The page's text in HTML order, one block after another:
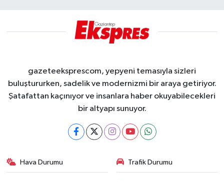
gazeteeksprescom, yepyeni temasıyla sizleri
buluştururken, sadelik ve modernizmi bir araya getiriyor.
Şatafattan kaçınıyor ve insanlara haber okuyabilecekleri
bir altyapı sunuyor.
Hava Durumu Trafik Durumu